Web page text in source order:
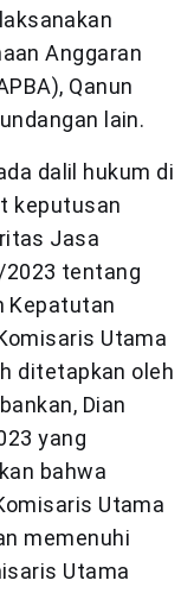
Anggaran
Qanun
lain.
dalil hukum di
keputusan
Jasa
2023 tentang
Kepatutan
Utama
ditetapkan oleh
Dian
yang
bahwa
Utama
memenuhi
Utama